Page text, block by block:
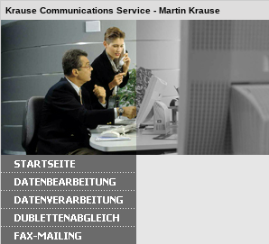
Krause Communications Service - Martin Krause